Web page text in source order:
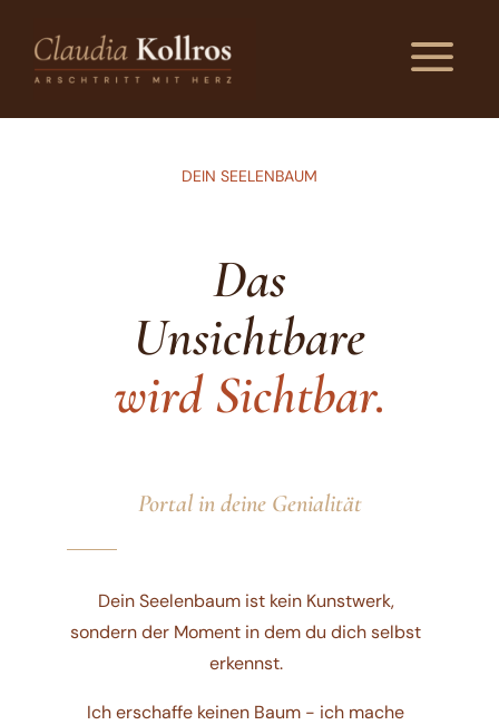
a
DEIN SEELENBAUM
Das
Unsichtbare
wird Sichtbar.
Portal in deine Genialität
Dein Seelenbaum ist kein Kunstwerk,
sondern der Moment in dem du dich selbst
erkennst.
Ich erschaffe keinen Baum - ich mache